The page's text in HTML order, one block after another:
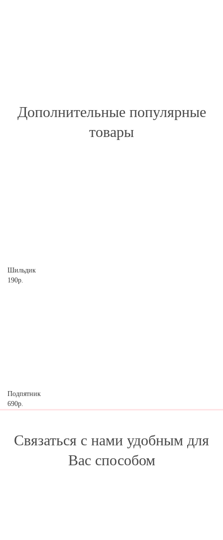
Дополнительные популярные
товары
Шильдик
190р.
Подпятник
690р.
Связаться с нами удобным для
Вас способом